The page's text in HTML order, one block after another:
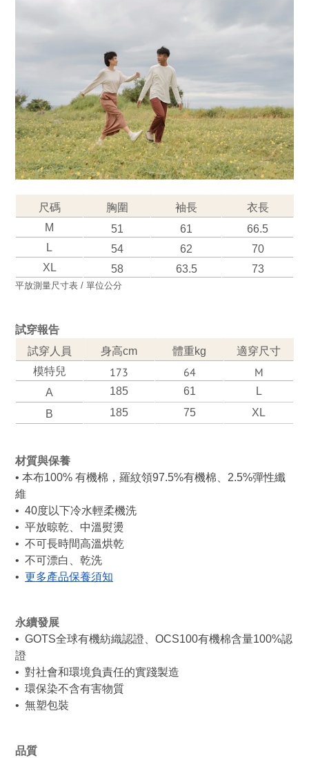
尺碼 胸圍 袖長
衣長
M
51 61
66.5
L
54 62
70
XL
58 63.5 73
平放測量尺寸表 / 單位公分
試穿報告
試穿人員
身高cm 體重kg
適穿尺寸
模特兒
173 64 M
A 185 61
L
B
185 75 XL
材質與保養
• 本布100% 有機棉，羅紋領97.5%有機棉、2.5%彈性纖
維
• 40度以下冷水輕柔機洗
• 平放晾乾、中溫熨燙
• 不可長時間高溫烘乾
• 不可漂白、乾洗
• 更多產品保養須知
永續發展
• GOTS全球有機紡織認證、OCS100有機棉含量100%認
證
• 對社會和環境負責任的實踐製造
• 環保染不含有害物質
• 無塑包裝
品質